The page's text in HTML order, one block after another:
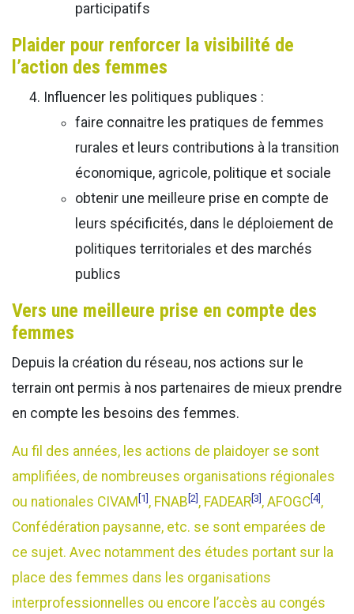
participatifs
Plaider pour renforcer la visibilité de
l’action des femmes
Influencer les politiques publiques :
faire connaitre les pratiques de femmes
rurales et leurs contributions à la transition
économique, agricole, politique et sociale
obtenir une meilleure prise en compte de
leurs spécificités, dans le déploiement de
politiques territoriales et des marchés
publics
Vers une meilleure prise en compte des
femmes
Depuis la création du réseau, nos actions sur le
terrain ont permis à nos partenaires de mieux prendre
en compte les besoins des femmes.
Au fil des années, les actions de plaidoyer se sont
amplifiées, de nombreuses organisations régionales
ou nationales CIVAM [1] , FNAB [2] , FADEAR[3] , AFOGC[4] ,
Confédération paysanne, etc. se sont emparées de
ce sujet. Avec notamment des études portant sur la
place des femmes dans les organisations
interprofessionnelles ou encore l’accès au congés